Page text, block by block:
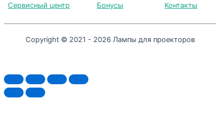
Сервисный центр
Бонусы Контакты
Copyright © 2021 - 2026 Лампы для проекторов